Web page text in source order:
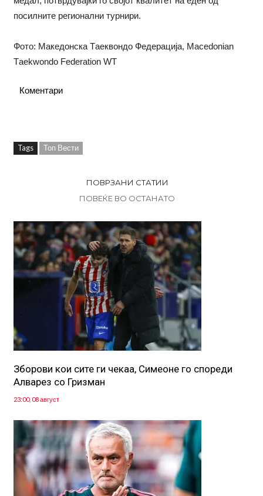
посилните регионални турнири.
Фото: Македонска Tаеквондо Федерација, Macedonian
Тaekwondo Federation WT
Коментари
Tags Топ Вести
ПОВРЗАНИ СТАТИИ
ПОВЕЌЕ ВО ОСТАНАТО
Зборови кои сите ги чекаа, Симеоне го спореди
Алварез со Гризман
23:00, 08 август